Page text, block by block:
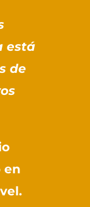
está
de
en